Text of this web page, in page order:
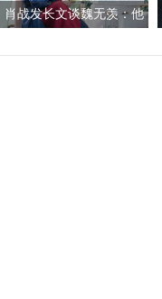
肖战发长文谈魏无羡：他